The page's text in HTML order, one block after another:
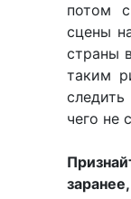
потом
сцены
страны
таким
чего не